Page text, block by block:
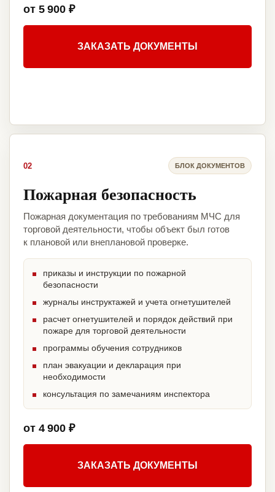
от 5 900 ₽
ЗАКАЗАТЬ ДОКУМЕНТЫ
02 БЛОК ДОКУМЕНТОВ
Пожарная безопасность
Пожарная документация по требованиям МЧС для
торговой деятельности, чтобы объект был готов
к плановой или внеплановой проверке.
приказы и инструкции по пожарной
безопасности
журналы инструктажей и учета огнетушителей
расчет огнетушителей и порядок действий при
пожаре для торговой деятельности
программы обучения сотрудников
план эвакуации и декларация при
необходимости
консультация по замечаниям инспектора
от 4 900 ₽
ЗАКАЗАТЬ ДОКУМЕНТЫ